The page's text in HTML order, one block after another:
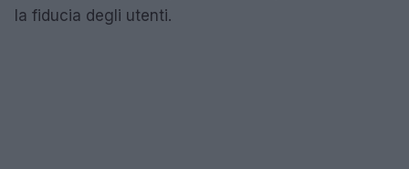
la fiducia degli utenti.